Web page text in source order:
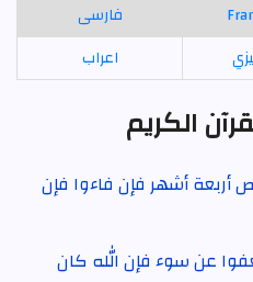
فارسی
اعراب
الكريم
أربعة أشهر فإن فاءوا فإن
عن سوء فإن الله كان